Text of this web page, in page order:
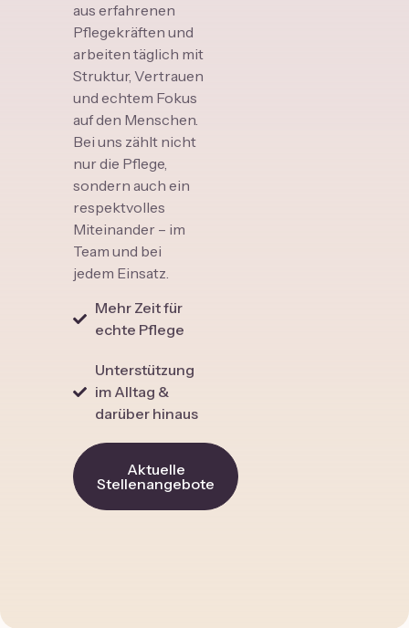
aus erfahrenen
Pflegekräften und
arbeiten täglich mit
Struktur, Vertrauen
und echtem Fokus
auf den Menschen.
Bei uns zählt nicht
nur die Pflege,
sondern auch ein
respektvolles
Miteinander – im
Team und bei
jedem Einsatz.
Mehr Zeit für
echte Pflege
Unterstützung
im Alltag &
darüber hinaus
Aktuelle
Stellenangebote